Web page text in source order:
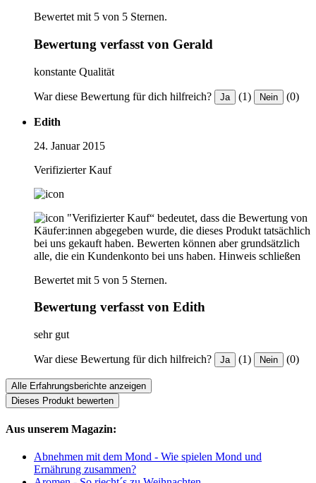
Bewertet mit 5 von 5 Sternen.
Bewertung verfasst von Gerald
konstante Qualität
War diese Bewertung für dich hilfreich? Ja (1) Nein (0)
Edith
24. Januar 2015
Verifizierter Kauf
"Verifizierter Kauf“ bedeutet, dass die Bewertung von
Käufer:innen abgegeben wurde, die dieses Produkt tatsächlich
bei uns gekauft haben. Bewerten können aber grundsätzlich
alle, die ein Kundenkonto bei uns haben. Hinweis schließen
Bewertet mit 5 von 5 Sternen.
Bewertung verfasst von Edith
sehr gut
War diese Bewertung für dich hilfreich? Ja (1) Nein (0)
Alle Erfahrungsberichte anzeigen
Dieses Produkt bewerten
Aus unserem Magazin:
Abnehmen mit dem Mond - Wie spielen Mond und
Ernährung zusammen?